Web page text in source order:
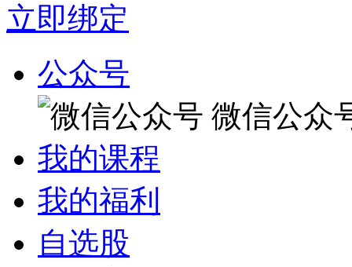
立即绑定
公众号
微信公众
我的课程
我的福利
自选股